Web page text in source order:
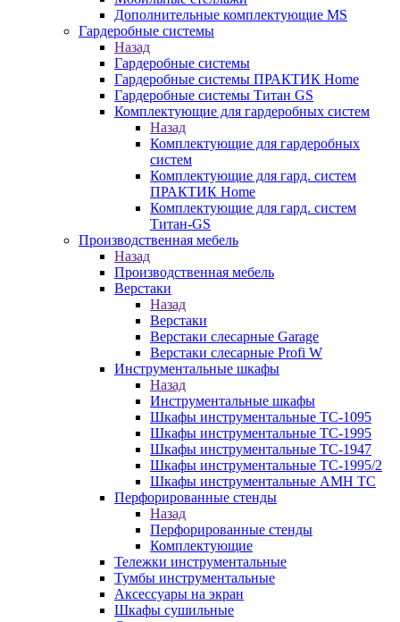
Дополнительные комплектующие MS
Гардеробные системы
Назад
Гардеробные системы
Гардеробные системы ПРАКТИК Home
Гардеробные системы Титан GS
Комплектующие для гардеробных систем
Назад
Комплектующие для гардеробных
систем
Комплектующие для гард. систем
ПРАКТИК Home
Комплектующие для гард. систем
Титан-GS
Производственная мебель
Назад
Производственная мебель
Верстаки
Назад
Верстаки
Верстаки слесарные Garage
Верстаки слесарные Profi W
Инструментальные шкафы
Назад
Инструментальные шкафы
Шкафы инструментальные TC-1095
Шкафы инструментальные TC-1995
Шкафы инструментальные TC-1947
Шкафы инструментальные TC-1995/2
Шкафы инструментальные AMH TC
Перфорированные стенды
Назад
Перфорированные стенды
Комплектующие
Тележки инструментальные
Тумбы инструментальные
Аксессуары на экран
Шкафы сушильные